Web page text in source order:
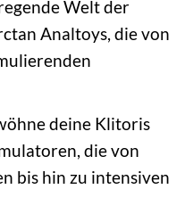
Welt der
Analtoys, die von
deine Klitoris
die von
bis hin zu intensiven